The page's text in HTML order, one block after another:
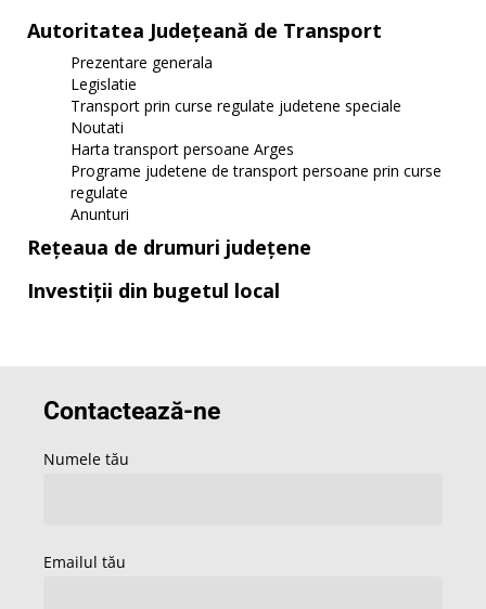
Autoritatea Județeană de Transport
Prezentare generala
Legislatie
Transport prin curse regulate judetene speciale
Noutati
Harta transport persoane Arges
Programe judetene de transport persoane prin curse
regulate
Anunturi
Rețeaua de drumuri județene
Investiții din bugetul local